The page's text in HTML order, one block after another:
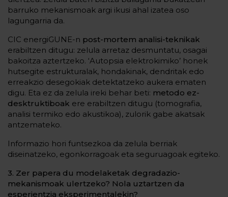
barruko mekanismoak argi ikusi ahal izatea oso
lagungarria da.
CIC energiGUNE-n post-mortem analisi-teknikak
erabiltzen ditugu: zelula arretaz desmuntatu, osagai
bakoitza aztertzeko. ‘Autopsia elektrokimiko’ honek
hutsegite estrukturalak, hondakinak, dendritak edo
erreakzio desegokiak detektatzeko aukera ematen
digu. Eta ez da zelula ireki behar beti: metodo ez-
desktruktiboak ere erabiltzen ditugu (tomografia,
analisi termiko edo akustikoa), zulorik gabe akatsak
antzemateko.
Informazio hori funtsezkoa da zelula berriak
diseinatzeko, egonkorragoak eta seguruagoak egiteko.
3. Zer papera du modelaketak degradazio-
mekanismoak ulertzeko? Nola uztartzen da
esperientzia eksperimentalekin?